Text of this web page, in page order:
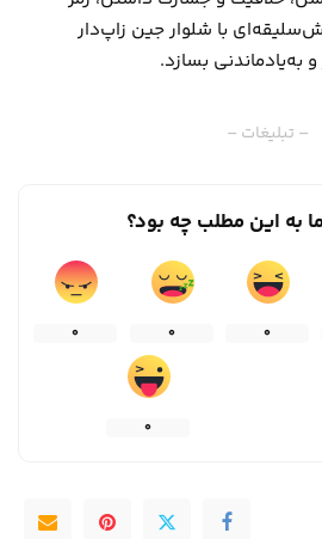
با شلوار جین زاپ‌دار
به‌یادماندنی بسازد.
– تبلیغات –
به این مطلب چه بود؟
0
0
0
0